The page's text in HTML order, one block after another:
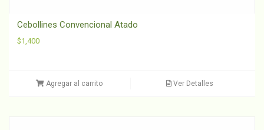
Cebollines Convencional Atado
$1,400
Agregar al carrito Ver Detalles